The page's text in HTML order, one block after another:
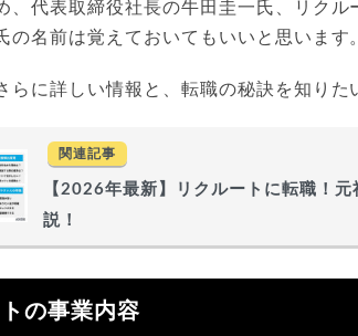
、代表取締役社長の牛田圭一氏、リク
の名前は覚えておいてもいいと思います
らに詳しい情報と、転職の秘訣を知りた
関連記事
【2026年最新】リクルートに転職！
説！
の事業内容